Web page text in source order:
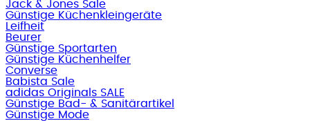
Jack & Jones Sale
Günstige Küchenkleingeräte
Leifheit
Beurer
Günstige Sportarten
Günstige Küchenhelfer
Converse
Babista Sale
adidas Originals SALE
Günstige Bad- & Sanitärartikel
Günstige Mode